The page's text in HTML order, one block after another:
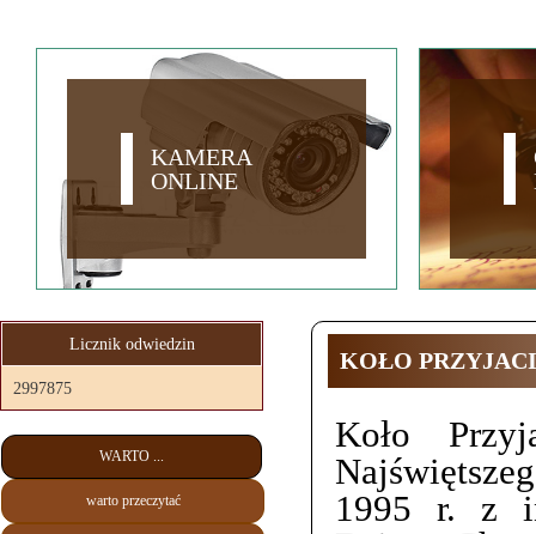
KAMERA
ONLINE
Licznik odwiedzin
2997875
WARTO ...
warto przeczytać
KOŁO
Koło
1995 r. z